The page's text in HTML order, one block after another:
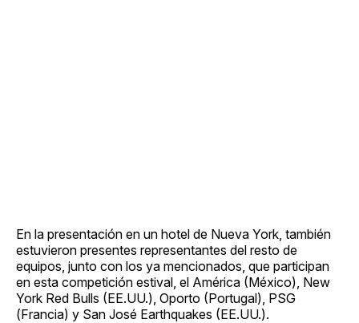
En la presentación en un hotel de Nueva York, también
estuvieron presentes representantes del resto de
equipos, junto con los ya mencionados, que participan
en esta competición estival, el América (México), New
York Red Bulls (EE.UU.), Oporto (Portugal), PSG
(Francia) y San José Earthquakes (EE.UU.).